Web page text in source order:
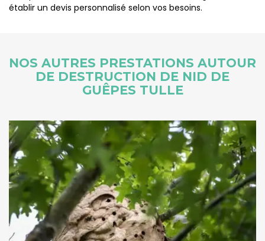
établir un devis personnalisé selon vos besoins.
NOS AUTRES PRESTATIONS AUTOUR
DE DESTRUCTION DE NID DE
GUÊPES TULLE